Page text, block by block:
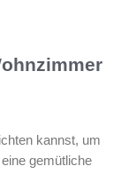
kannst, um
gemütliche